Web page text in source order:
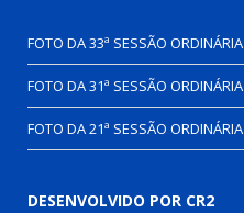
FOTO DA 33ª SESSÃO ORDINÁRIA
FOTO DA 31ª SESSÃO ORDINÁRIA
FOTO DA 21ª SESSÃO ORDINÁRIA
DESENVOLVIDO POR CR2